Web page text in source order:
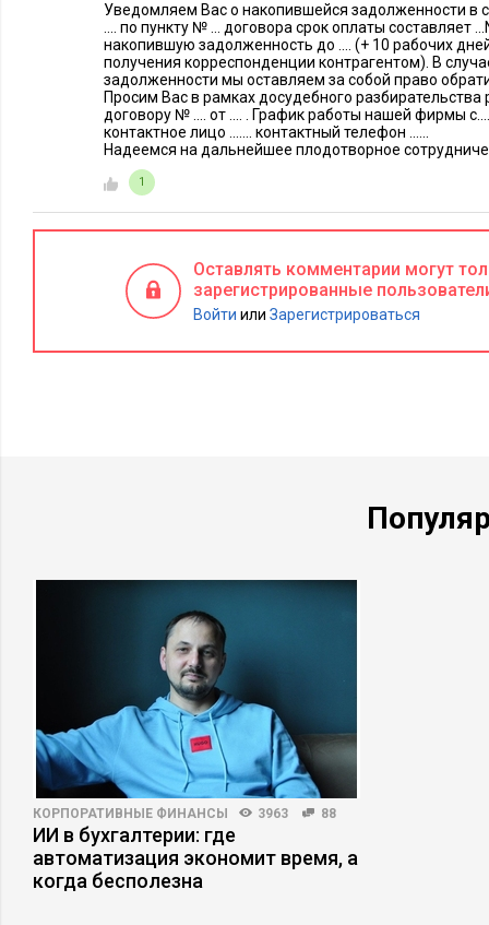
Уведомляем Вас о накопившейся задолженности в
.... по пункту № ... договора срок оплаты составляет
накопившую задолженность до .... (+ 10 рабочих
получения корреспонденции контрагентом). В
задолженности мы оставляем за собой право
Просим Вас в рамках досудебного
договору № .... от .... . График работы нашей фирмы
контактное лицо ....... контактный телефон ......
Надеемся на дальнейшее плодотворное
1
Оставлять комментарии могут
зарегистрированные
Войти или Зарегистрироваться
КОРПОРАТИВНЫЕ ФИНАНСЫ 3963 88
ИИ в бухгалтерии: где
автоматизация экономит время, а
когда бесполезна